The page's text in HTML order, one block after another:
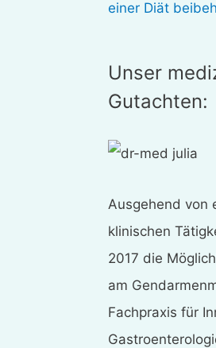
einer Diät
Unser
Gutachten:
Ausgehend von
klinischen
2017 die
am
Fachpraxis für